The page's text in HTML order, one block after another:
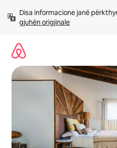
përmbajtja
Disa informacione janë
gjuhën origjinale